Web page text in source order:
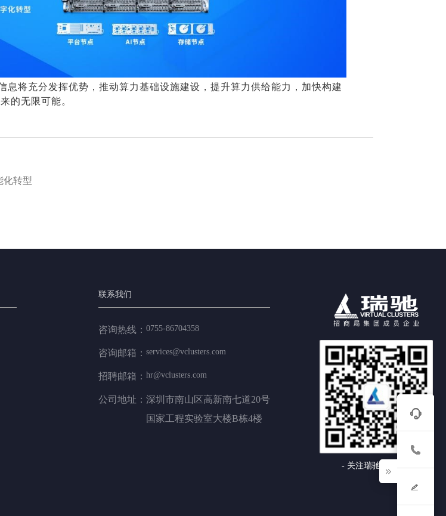
将充分发挥优势，推动算力基础设施建设，提升算力供给能力，加快构建
的无限可能。
化转型
联系我们
咨询热线： 0755-86704358
咨询邮箱： services@vclusters.com
招聘邮箱： hr@vclusters.com
公司地址： 深圳市南山区高新南七道20号
国家工程实验室大楼B栋4楼
- 关注瑞驰公众号 -